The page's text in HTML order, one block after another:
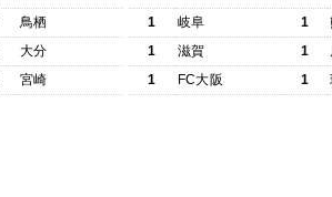
鳥栖
大分
宮崎
1
岐阜 1
1
滋賀 1
1
FC大阪 1